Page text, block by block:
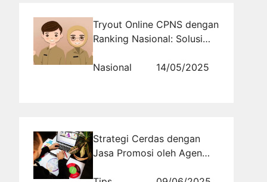
Tryout Online CPNS dengan
Ranking Nasional: Solusi
Secara Real Time
Nasional 14/05/2025
Strategi Cerdas dengan
Jasa Promosi oleh Agen